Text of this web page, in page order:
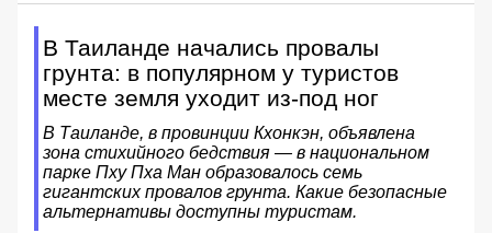
В Таиланде начались провалы
грунта: в популярном у туристов
месте земля уходит из-под ног
В Таиланде, в провинции Кхонкэн, объявлена
зона стихийного бедствия — в национальном
парке Пху Пха Ман образовалось семь
гигантских провалов грунта. Какие безопасные
альтернативы доступны туристам.